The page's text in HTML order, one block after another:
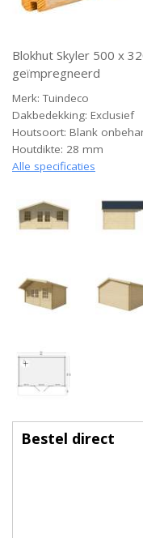
Blokhut Skyler 500 x
geïmpregneerd
Merk: Tuindeco
Dakbedekking: Exclusief
Houtsoort: Blank
Houtdikte: 28 mm
Alle specificaties
Bestel direct